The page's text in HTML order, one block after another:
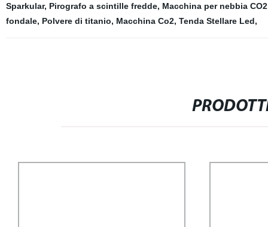
Sparkular, Pirografo a scintille fredde, Macchina per nebbia CO2
fondale, Polvere di titanio, Macchina Co2, Tenda Stellare Led,